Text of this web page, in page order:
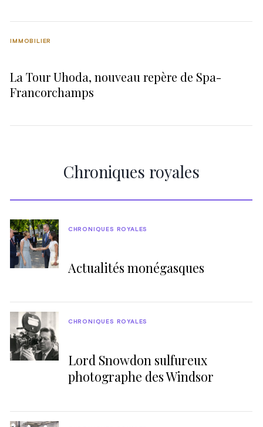
La Tour Uhoda, nouveau repère de Spa-
Francorchamps
IMMOBILIER
Chroniques royales
Actualités monégasques
CHRONIQUES ROYALES
Lord Snowdon sulfureux
photographe des Windsor
CHRONIQUES ROYALES